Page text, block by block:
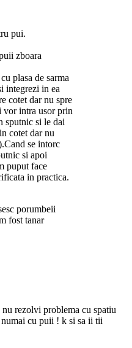
pui.
zboara
plasa de sarma
integrezi in ea
cotet dar nu spre
vor intra usor prin
sputnic si le dai
cotet dar nu
se intorc
si apoi
puput face
in practica.
porumbeii
fost tanar
rezolvi problema cu spatiu
cu puii ! k si sa ii tii